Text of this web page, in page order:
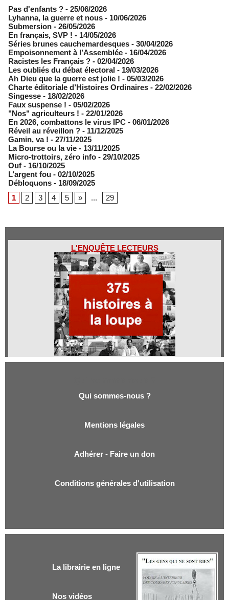
Pas d'enfants ? - 25/06/2026
​Lyhanna, la guerre et nous - 10/06/2026
Submersion - 26/05/2026
En français, SVP ! - 14/05/2026
​Séries brunes cauchemardesques - 30/04/2026
Empoisonnement à l’Assemblée­ - 16/04/2026
Racistes les Français ? - 02/04/2026
​Les oubliés du débat électoral - 19/03/2026
Ah Dieu que la guerre est jolie ! - 05/03/2026
Charte éditoriale d’Histoires Ordinaires - 22/02/2026
Singesse - 18/02/2026
Faux suspense ! - 05/02/2026
"Nos" agriculteurs ! - 22/01/2026
En 2026, combattons le virus IPC - 06/01/2026
Réveil au réveillon ? - 11/12/2025
Gamin, va ! - 27/11/2025
​La Bourse ou la vie - 13/11/2025
Micro-trottoirs, zéro info - 29/10/2025
Ouf - 16/10/2025
L’argent fou - 02/10/2025
Débloquons - 18/09/2025
1
2 3 4 5 » ... 29
L'ENQUÊTE LECTEURS
Qui sommes-nous ?
Mentions légales
Adhérer - Faire un don
Conditions générales d'utilisation
La librairie en ligne
Nos vidéos